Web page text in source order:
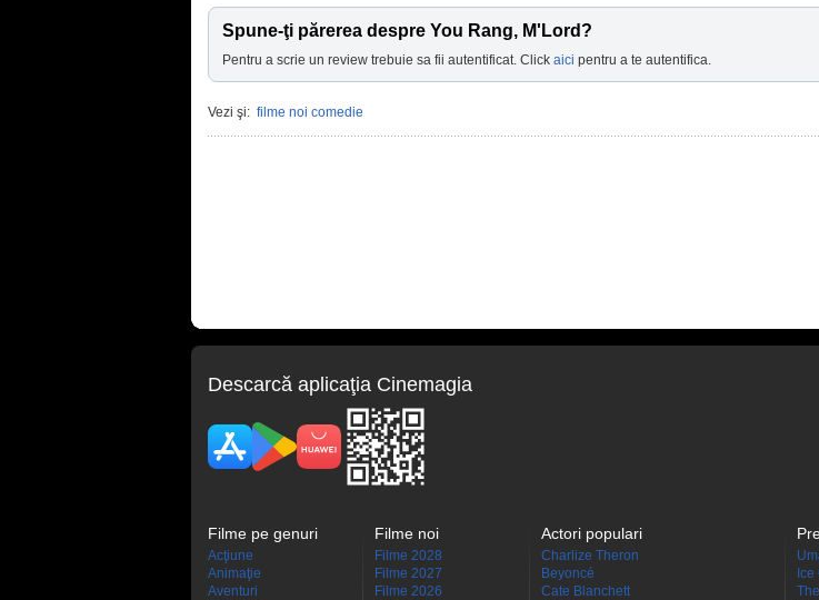
Spune-ţi părerea despre You Rang, M'Lord?
Pentru a scrie un review trebuie sa fii autentificat. Click aici pentru a te autentifica.
Vezi şi: filme noi comedie
Descarcă aplicaţia Cinemagia
Filme pe genuri
Acţiune
Animaţie
Aventuri
Filme noi
Filme 2028
Filme 2027
Filme 2026
Actori populari
Charlize Theron
Beyoncé
Cate Blanchett